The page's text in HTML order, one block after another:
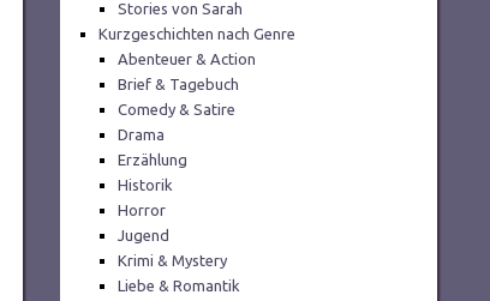
Stories von Sarah
Kurzgeschichten nach Genre
Abenteuer & Action
Brief & Tagebuch
Comedy & Satire
Drama
Erzählung
Historik
Horror
Jugend
Krimi & Mystery
Liebe & Romantik